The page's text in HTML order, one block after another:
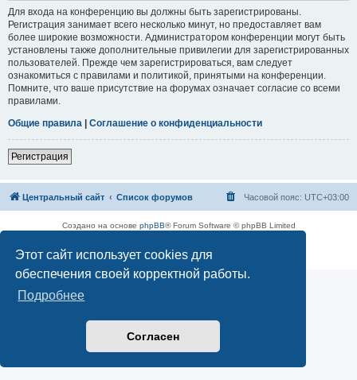
Этот сайт использует cookies для
обеспечения своей корректной работы.
Подробнее
Согласен
Для входа на конференцию вы должны быть зарегистрированы.
Регистрация занимает всего несколько минут, но предоставляет вам
более широкие возможности. Администратором конференции могут быть
установлены также дополнительные привилегии для зарегистрированных
пользователей. Прежде чем зарегистрироваться, вам следует
ознакомиться с правилами и политикой, принятыми на конференции.
Помните, что ваше присутствие на форумах означает согласие со всеми
правилами.
Общие правила | Соглашение о конфиденциальности
Регистрация
Центральный сайт Список форумов Часовой пояс: UTC+03:00
Создано на основе phpBB® Forum Software © phpBB Limited
Конфиденциальность|Правила